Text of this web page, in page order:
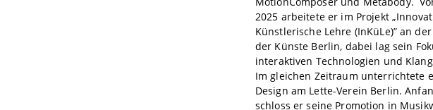
2025 arbeitete er im Projekt
Künstlerische Lehre (InKüLe)” an
der Künste Berlin, dabei lag sein
interaktiven Technologien und
Im gleichen Zeitraum unterrichtete
Design am Lette-Verein Berlin.
schloss er seine Promotion in